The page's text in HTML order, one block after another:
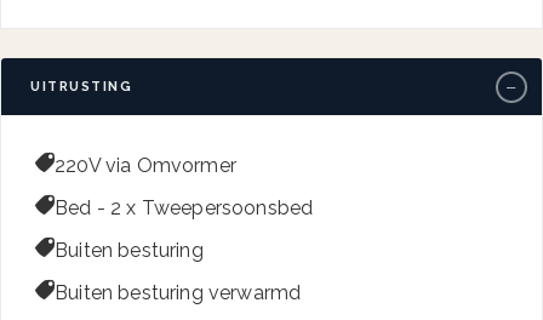
UITRUSTING −
220V via Omvormer
Bed - 2 x Tweepersoonsbed
Buiten besturing
Buiten besturing verwarmd